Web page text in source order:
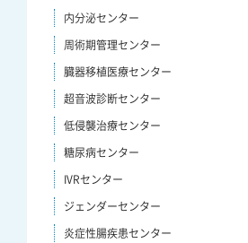
内分泌センター
周術期管理センター
臓器移植医療センター
超音波診断センター
低侵襲治療センター
糖尿病センター
IVRセンター
ジェンダーセンター
炎症性腸疾患センター